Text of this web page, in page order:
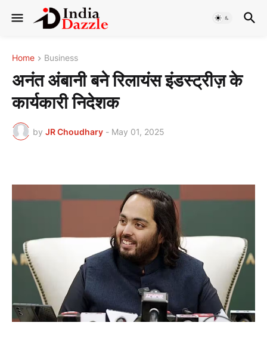
Home Business
अनंत अंबानी बने रिलायंस इंडस्ट्रीज़ के
कार्यकारी निदेशक
by JR Choudhary - May 01, 2025